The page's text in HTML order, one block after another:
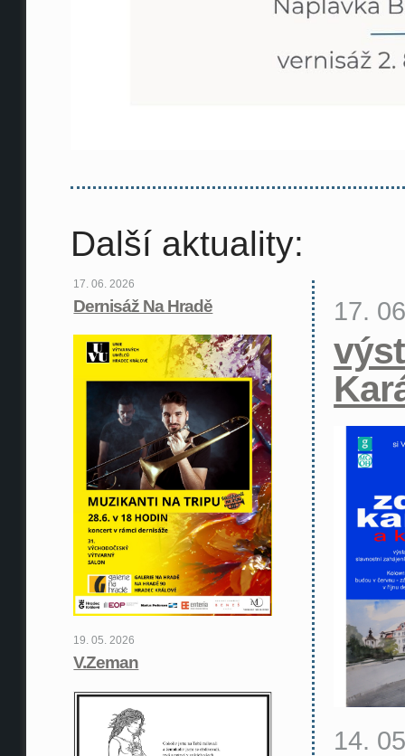
Další aktuality:
17. 06. 2026
Dernisáž Na Hradě
19. 05. 2026
V.Zeman
17.
14.